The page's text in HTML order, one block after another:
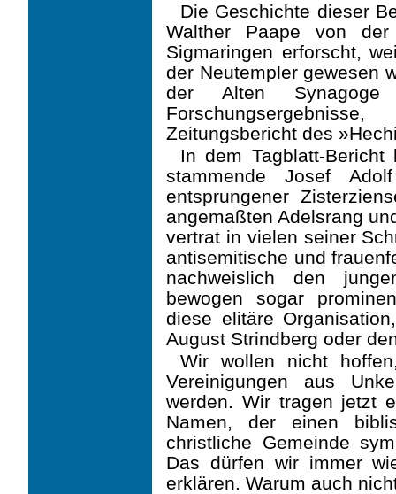
Die Geschichte dieser
Walther Paape von
Sigmaringen erforscht,
der Neutempler gewesen
der Alten
Zeitungsbericht des
In dem Tagblatt-
stammende Josef
entsprungener
angemaßten Adelsrang
vertrat in vielen seiner
anti­semitische und
nach­weislich den
bewogen sogar
diese elitäre
August Strindberg oder
Wir wollen nicht
Vereinigungen aus
werden. Wir tragen jetzt
Namen, der einen
christliche Gemeinde
Das dürfen wir immer
erklären. Warum auch